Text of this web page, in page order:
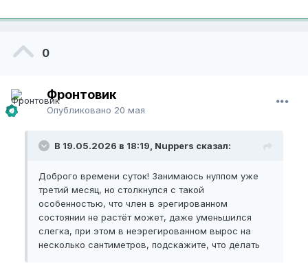
0
Фронтовик
Опубликовано 20 мая
В 19.05.2026 в 18:19, Nuppers сказал:
Доброго времени суток! Занимаюсь нуппом уже
третий месяц, но столкнулся с такой
особенностью, что член в эрегированном
состоянии не растёт может, даже уменьшился
слегка, при этом в неэрегированном вырос на
несколько сантиметров, подскажите, что делать